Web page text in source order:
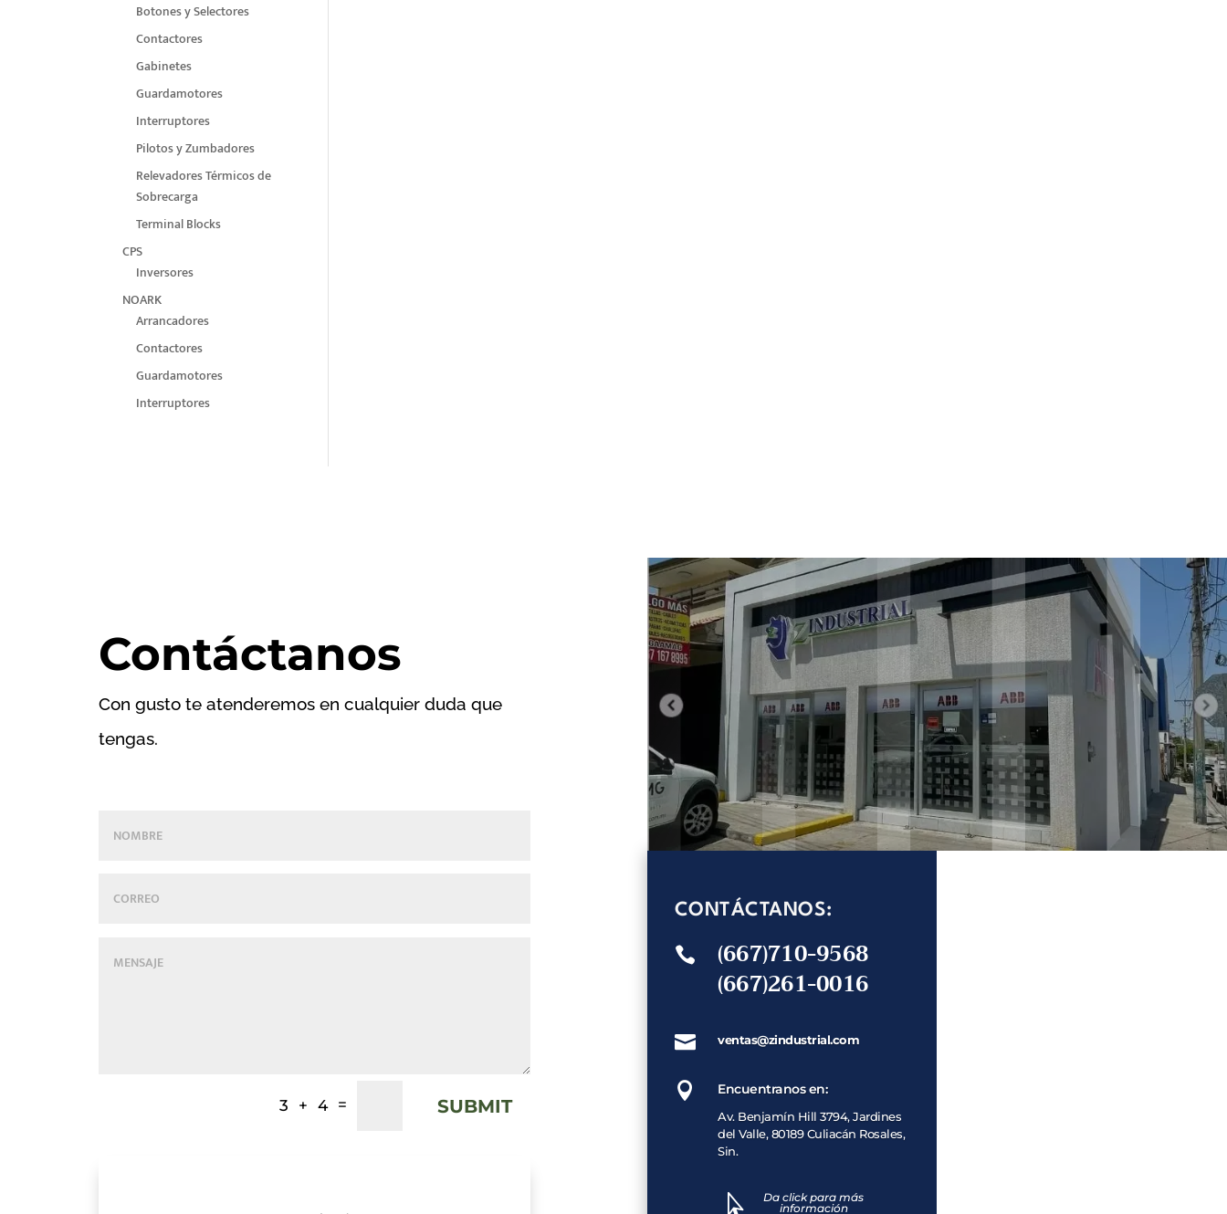
Botones y Selectores
Contactores
Gabinetes
Guardamotores
Interruptores
Pilotos y Zumbadores
Relevadores Térmicos de
Sobrecarga
Terminal Blocks
CPS
Inversores
NOARK
Arrancadores
Contactores
Guardamotores
Interruptores
Contáctanos
Con gusto te atenderemos en cualquier duda que
tengas.
3 + 4 = SUBMIT
CONTÁCTANOS:

(667)710-9568
(667)261-0016
 ventas@zindustrial.com
 Encuentranos en:
Av. Benjamín Hill 3794, Jardines
del Valle, 80189 Culiacán Rosales,
Sin.

Da click para más
información